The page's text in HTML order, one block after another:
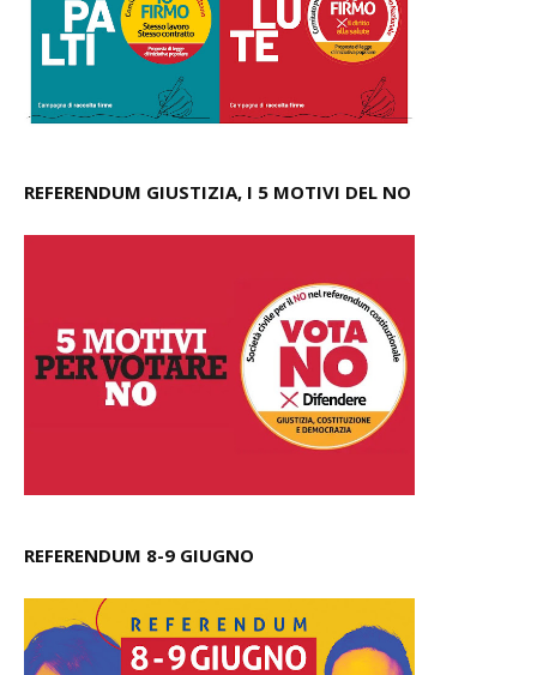
REFERENDUM GIUSTIZIA, I 5 MOTIVI DEL NO
REFERENDUM 8-9 GIUGNO